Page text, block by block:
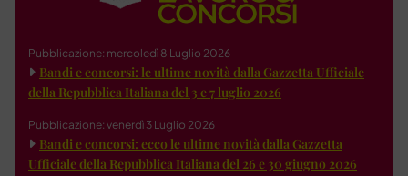
Pubblicazione: mercoledì 8 Luglio 2026
Bandi e concorsi: le ultime novità dalla Gazzetta Ufficiale
della Repubblica Italiana del 3 e 7 luglio 2026
Pubblicazione: venerdì 3 Luglio 2026
Bandi e concorsi: ecco le ultime novità dalla Gazzetta
Ufficiale della Repubblica Italiana del 26 e 30 giugno 2026